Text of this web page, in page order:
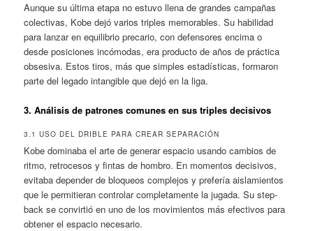
Aunque su última etapa no estuvo llena de grandes campañas
colectivas, Kobe dejó varios triples memorables. Su habilidad
para lanzar en equilibrio precario, con defensores encima o
desde posiciones incómodas, era producto de años de práctica
obsesiva. Estos tiros, más que simples estadísticas, formaron
parte del legado intangible que dejó en la liga.
3. Análisis de patrones comunes en sus triples decisivos
3.1 USO DEL DRIBLE PARA CREAR SEPARACIÓN
Kobe dominaba el arte de generar espacio usando cambios de
ritmo, retrocesos y fintas de hombro. En momentos decisivos,
evitaba depender de bloqueos complejos y prefería aislamientos
que le permitieran controlar completamente la jugada. Su step-
back se convirtió en uno de los movimientos más efectivos para
obtener el espacio necesario.